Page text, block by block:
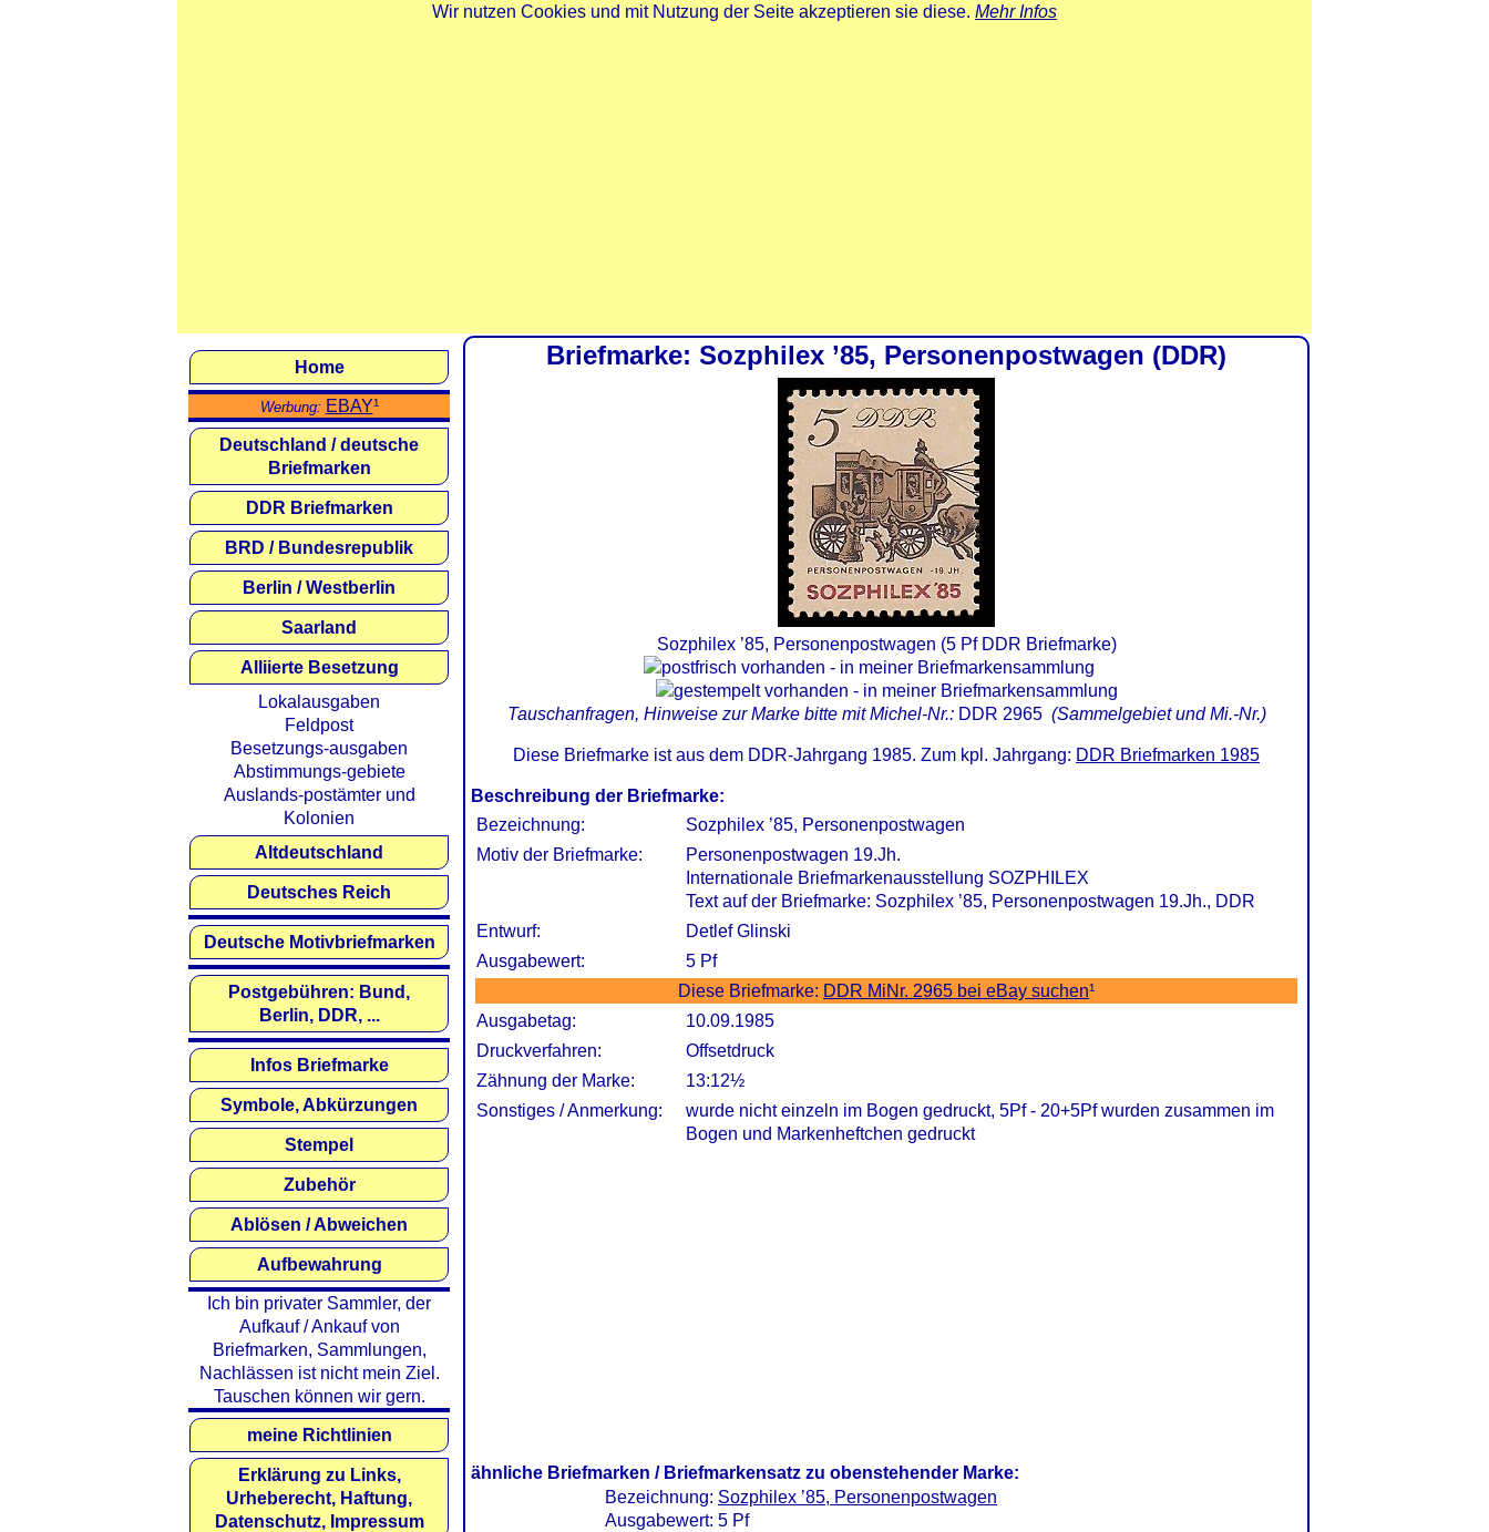
Wir nutzen Cookies und mit Nutzung der Seite akzeptieren sie diese. Mehr Infos
Briefmarke: Sozphilex ’85, Personenpostwagen (DDR)
Sozphilex ’85, Personenpostwagen (5 Pf DDR Briefmarke)
Tauschanfragen, Hinweise zur Marke bitte mit Michel-Nr.: DDR 2965(Sammelgebiet und Mi.-Nr.)
Diese Briefmarke ist aus dem DDR-Jahrgang 1985. Zum kpl. Jahrgang: DDR Briefmarken 1985
Beschreibung der Briefmarke:
Bezeichnung:
Sozphilex ’85, Personenpostwagen
Motiv der Briefmarke:
Personenpostwagen 19.Jh.
Internationale Briefmarkenausstellung SOZPHILEX
Text auf der Briefmarke: Sozphilex ’85, Personenpostwagen 19.Jh., DDR
Entwurf:
Detlef Glinski
Ausgabewert:
5 Pf
Diese Briefmarke: DDR MiNr. 2965 bei eBay suchen¹
Ausgabetag:
10.09.1985
Druckverfahren:
Offsetdruck
Zähnung der Marke:
13:12½
Sonstiges / Anmerkung:
wurde nicht einzeln im Bogen gedruckt, 5Pf - 20+5Pf wurden zusammen im
Bogen und Markenheftchen gedruckt
ähnliche Briefmarken / Briefmarkensatz zu obenstehender Marke:
Bezeichnung: Sozphilex ’85, Personenpostwagen
Ausgabewert: 5 Pf
Home
Werbung: EBAY¹
Deutschland / deutsche
Briefmarken
DDR Briefmarken
BRD / Bundesrepublik
Berlin / Westberlin
Saarland
Alliierte Besetzung
Lokalausgaben
Feldpost
Besetzungs-ausgaben
Abstimmungs-gebiete
Auslands-postämter und
Kolonien
Altdeutschland
Deutsches Reich
Deutsche Motivbriefmarken
Postgebühren: Bund,
Berlin, DDR, ...
Infos Briefmarke
Symbole, Abkürzungen
Stempel
Zubehör
Ablösen / Abweichen
Aufbewahrung
Ich bin privater Sammler, der
Aufkauf / Ankauf von
Briefmarken, Sammlungen,
Nachlässen ist nicht mein Ziel.
Tauschen können wir gern.
meine Richtlinien
Erklärung zu Links,
Urheberecht, Haftung,
Datenschutz, Impressum